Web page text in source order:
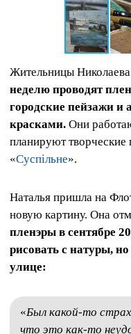
Жительницы
неделю проводят
городские пейзажи и
красками. Они
планируют
«Суспільне».
Наталья пришла на
новую картину. Она
пленэры в сентябре
рисовать с натуры,
улице:
«Был какой-то
что это как-то